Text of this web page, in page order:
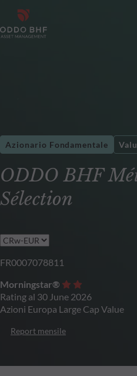
ODDO BHF
Sélection
Azionario Fondamentale
FR0007078811
Morningstar®
Rating al 30 June 2026
Azioni Europa Large Cap Value
Report mensile